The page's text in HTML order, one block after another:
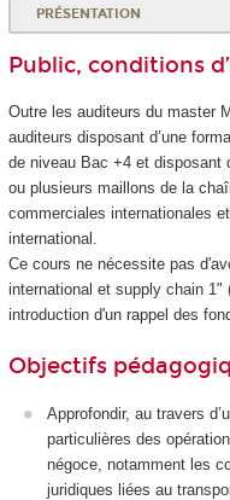
PRÉSENTATION
Public, conditions
Outre les auditeurs du master
auditeurs disposant d’une
de niveau Bac +4 et disposant
ou plusieurs maillons de la
commerciales internationales
international.
Ce cours ne nécessite pas
international et supply chain 1"
introduction d'un rappel des
Objectifs
Approfondir, au travers
particulières des
négoce, notamment les
juridiques liées au